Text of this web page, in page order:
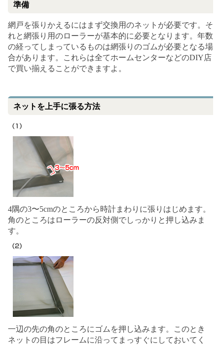
準備
網戸を張りかえるにはまず交換用のネットが必要です。そ
れと網張り用のローラーが基本的に必要となります。年数
の経ってしまっているものは網張りのゴムが必要となる場
合があります。これらは全てホームセンターなどのDIY店
で買い揃えることができますよ。
ネットを上手に張る方法
4隅の3〜5cmのところから時計まわりに張りはじめます。
角のところはローラーの反対側でしっかりと押し込みま
す。
一辺の先の角のところにゴムを押し込みます。このとき
ネットの目はフレームに沿ってまっすぐにしておいてく